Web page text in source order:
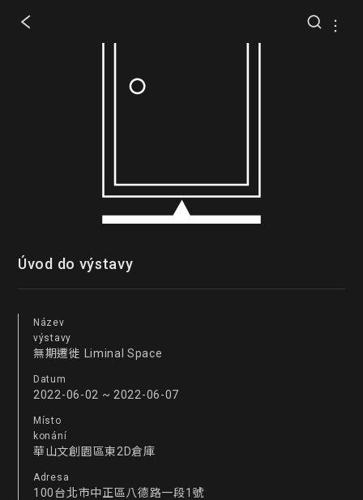
Úvod do výstavy
Název
výstavy
無期遷徙 Liminal Space
Datum
2022-06-02 ~ 2022-06-07
Místo
konání
華山文創園區東2D倉庫
Adresa
100台北市中正區八德路一段1號